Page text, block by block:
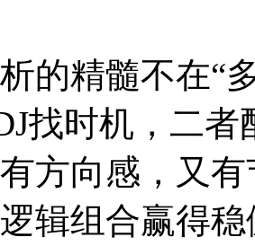
的精髓不在“
找时机，二者
方向感，又
辑组合赢得